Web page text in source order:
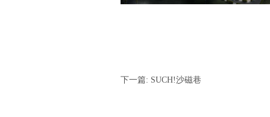
下一篇: SUCH!沙磁巷